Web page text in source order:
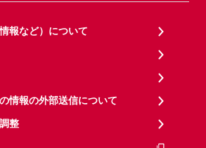
報など）について
情報の外部送信について
整